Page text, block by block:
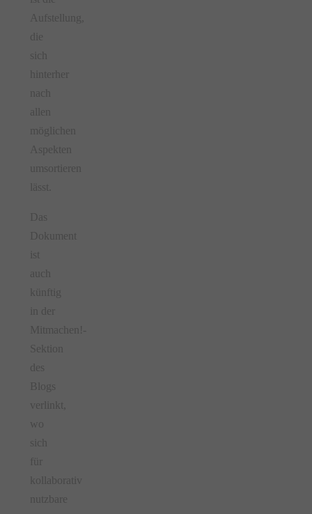
Aufstellung,
die
sich
hinterher
nach
allen
möglichen
Aspekten
umsortieren
lässt.
Das
Dokument
ist
auch
künftig
in der
Mitmachen!-
Sektion
des
Blogs
verlinkt,
wo
sich
für
kollaborativ
nutzbare